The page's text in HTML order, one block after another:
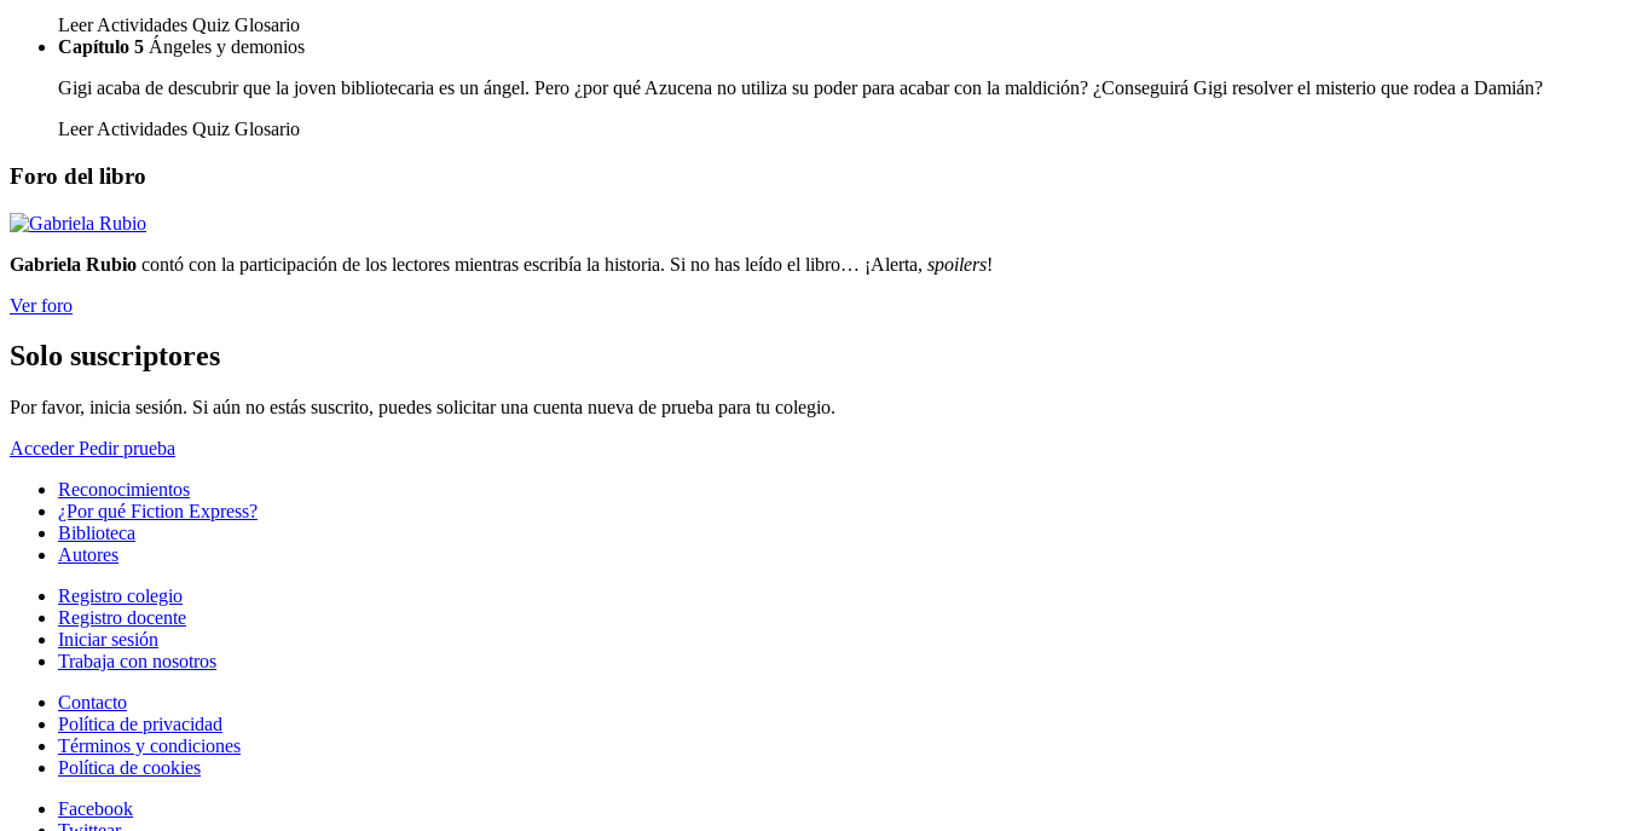
Leer Actividades Quiz Glosario
Capítulo 5 Ángeles y demonios
Gigi acaba de descubrir que la joven bibliotecaria es un ángel. Pero ¿por qué Azucena no utiliza su poder para acabar con la maldición? ¿Conseguirá Gigi resolver el misterio que rodea a Damián?
Leer Actividades Quiz Glosario
Foro del libro
Gabriela Rubio contó con la participación de los lectores mientras escribía la historia. Si no has leído el libro… ¡Alerta, spoilers!
Ver foro
Solo suscriptores
Por favor, inicia sesión. Si aún no estás suscrito, puedes solicitar una cuenta nueva de prueba para tu colegio.
AccederPedir prueba
Reconocimientos
¿Por qué Fiction Express?
Biblioteca
Autores
Registro colegio
Registro docente
Iniciar sesión
Trabaja con nosotros
Contacto
Política de privacidad
Términos y condiciones
Política de cookies
Facebook